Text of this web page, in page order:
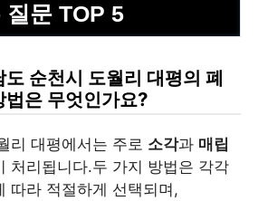
질문 TOP 5
도 순천시 도월리 대평의 폐
법은 무엇인가요?
리 대평에서는 주로 소각과 매립
처리됩니다.두 가지 방법은 각각
따라 적절하게 선택되며,